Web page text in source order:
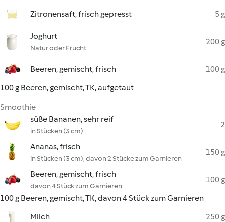
Zitronensaft, frisch gepresst 5 g
Joghurt
Natur oder Frucht
200 g
Beeren, gemischt, frisch
100 g
100 g Beeren, gemischt, TK, aufgetaut
Smoothie
süße Bananen, sehr reif
in Stücken (3 cm)
2
Ananas, frisch
in Stücken (3 cm), davon 2 Stücke zum Garnieren
150 g
Beeren, gemischt, frisch
davon 4 Stück zum Garnieren
100 g
100 g Beeren, gemischt, TK, davon 4 Stück zum Garnieren
Milch
250 g